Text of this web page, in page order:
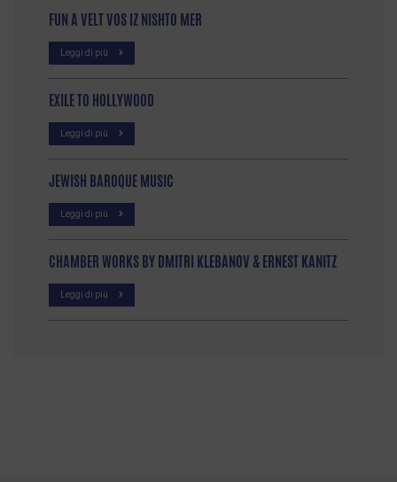
FUN A VELT VOS IZ NISHTO MER
Leggi di più
EXILE TO HOLLYWOOD
Leggi di più
JEWISH BAROQUE MUSIC
Leggi di più
CHAMBER WORKS BY DMITRI KLEBANOV & ERNEST KANITZ
Leggi di più